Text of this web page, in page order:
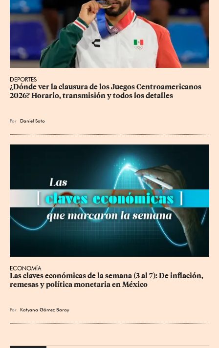
DEPORTES
¿Dónde ver la clausura de los Juegos Centroamericanos
2026? Horario, transmisión y todos los detalles
Por Daniel Soto
ECONOMÍA
Las claves económicas de la semana (3 al 7): De inflación,
remesas y política monetaria en México
Por Katyana Gómez Baray